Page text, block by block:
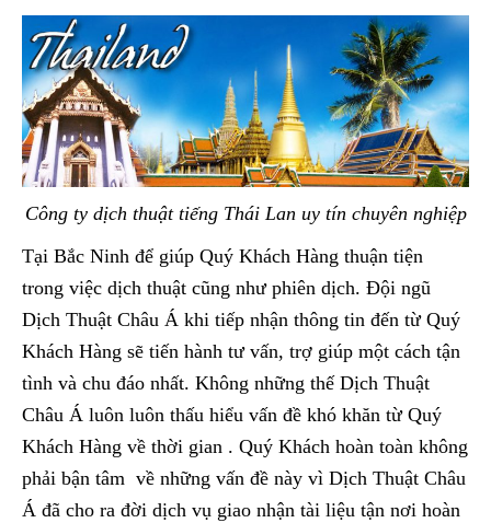
Công ty dịch thuật tiếng Thái Lan uy tín chuyên nghiệp
Tại Bắc Ninh để giúp Quý Khách Hàng thuận tiện
trong việc dịch thuật cũng như phiên dịch. Đội ngũ
Dịch Thuật Châu Á khi tiếp nhận thông tin đến từ Quý
Khách Hàng sẽ tiến hành tư vấn, trợ giúp một cách tận
tình và chu đáo nhất. Không những thế Dịch Thuật
Châu Á luôn luôn thấu hiểu vấn đề khó khăn từ Quý
Khách Hàng về thời gian . Quý Khách hoàn toàn không
phải bận tâm về những vấn đề này vì Dịch Thuật Châu
Á đã cho ra đời dịch vụ giao nhận tài liệu tận nơi hoàn